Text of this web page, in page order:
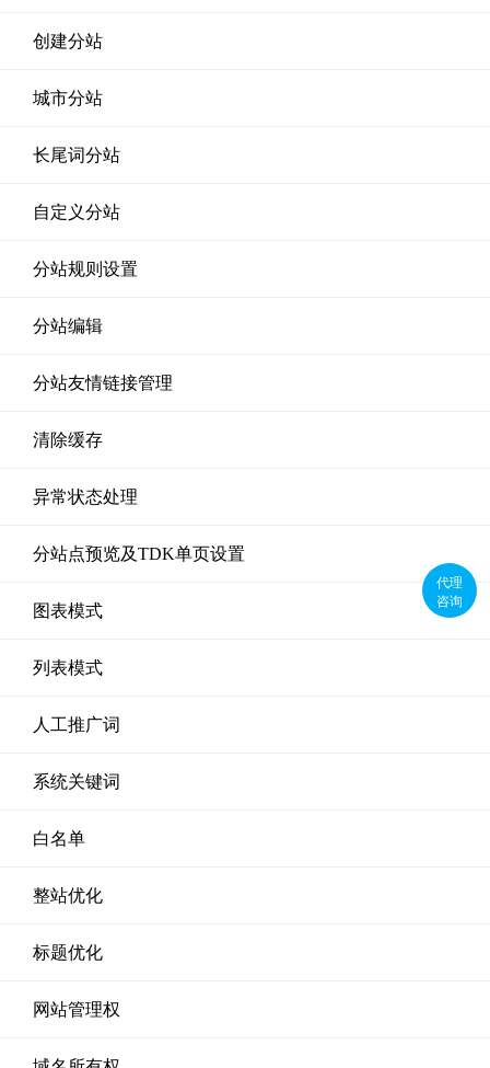
创建分站
城市分站
长尾词分站
自定义分站
分站规则设置
分站编辑
分站友情链接管理
清除缓存
异常状态处理
分站点预览及TDK单页设置
图表模式
列表模式
人工推广词
系统关键词
白名单
整站优化
标题优化
网站管理权
代理
咨询